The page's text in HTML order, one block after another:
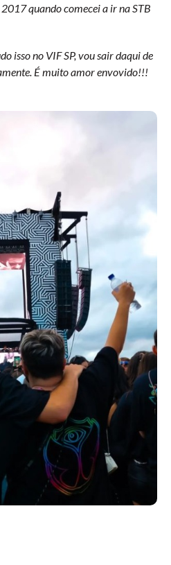
quando comecei a ir na STB
isso no VIF SP, vou sair daqui de
É muito amor envovido!!!